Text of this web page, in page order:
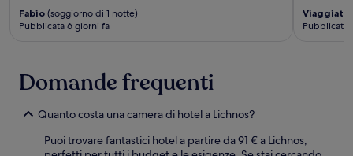
Fabio (soggiorno di 1 notte)
Pubblicata 6 giorni fa
Pubblicata
Domande frequenti
Quanto costa una camera di hotel a Lichnos?
Puoi trovare fantastici hotel a partire da 91 € a Lichnos,